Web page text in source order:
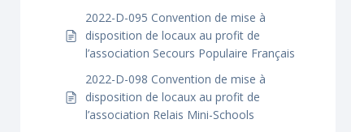
2022-D-095 Convention de mise à
disposition de locaux au profit de
l’association Secours Populaire Français
2022-D-098 Convention de mise à
disposition de locaux au profit de
l’association Relais Mini-Schools